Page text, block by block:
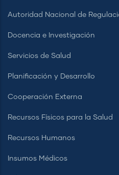
Autoridad Nacional de
Docencia e Investigación
Servicios de Salud
Planificación y Desarrollo
Cooperación Externa
Recursos Físicos para la Salud
Recursos Humanos
Insumos Médicos